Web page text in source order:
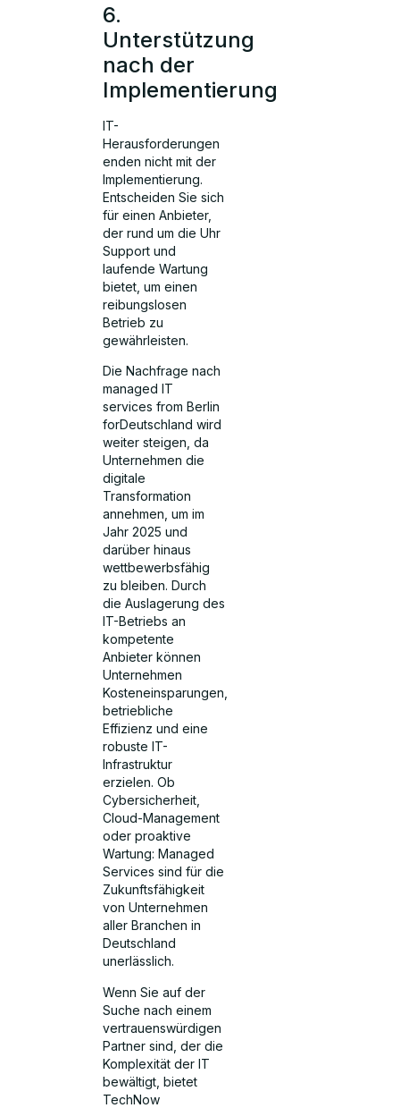
6.
Unterstützung
nach der
Implementierung
IT-
Herausforderungen
enden nicht mit der
Implementierung.
Entscheiden Sie sich
für einen Anbieter,
der rund um die Uhr
Support und
laufende Wartung
bietet, um einen
reibungslosen
Betrieb zu
gewährleisten.
Die Nachfrage nach
managed IT
services from Berlin
forDeutschland wird
weiter steigen, da
Unternehmen die
digitale
Transformation
annehmen, um im
Jahr 2025 und
darüber hinaus
wettbewerbsfähig
zu bleiben. Durch
die Auslagerung des
IT-Betriebs an
kompetente
Anbieter können
Unternehmen
Kosteneinsparungen,
betriebliche
Effizienz und eine
robuste IT-
Infrastruktur
erzielen. Ob
Cybersicherheit,
Cloud-Management
oder proaktive
Wartung: Managed
Services sind für die
Zukunftsfähigkeit
von Unternehmen
aller Branchen in
Deutschland
unerlässlich.
Wenn Sie auf der
Suche nach einem
vertrauenswürdigen
Partner sind, der die
Komplexität der IT
bewältigt, bietet
TechNow